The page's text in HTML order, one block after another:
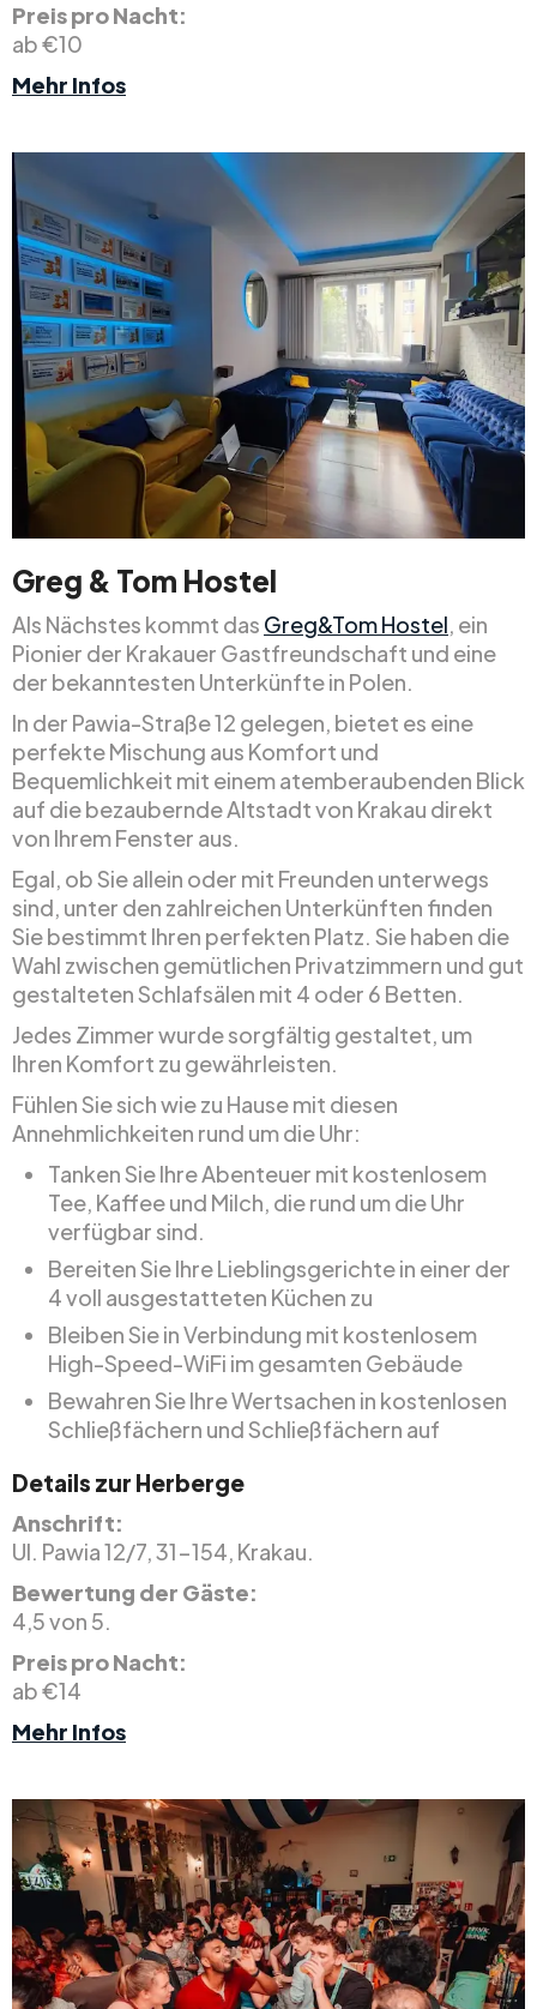
Preis pro Nacht:
ab €10
Mehr Infos
Greg & Tom Hostel
Als Nächstes kommt das Greg&Tom Hostel, ein
Pionier der Krakauer Gastfreundschaft und eine
der bekanntesten Unterkünfte in Polen.
In der Pawia-Straße 12 gelegen, bietet es eine
perfekte Mischung aus Komfort und
Bequemlichkeit mit einem atemberaubenden Blick
auf die bezaubernde Altstadt von Krakau direkt
von Ihrem Fenster aus.
Egal, ob Sie allein oder mit Freunden unterwegs
sind, unter den zahlreichen Unterkünften finden
Sie bestimmt Ihren perfekten Platz. Sie haben die
Wahl zwischen gemütlichen Privatzimmern und gut
gestalteten Schlafsälen mit 4 oder 6 Betten.
Jedes Zimmer wurde sorgfältig gestaltet, um
Ihren Komfort zu gewährleisten.
Fühlen Sie sich wie zu Hause mit diesen
Annehmlichkeiten rund um die Uhr:
Tanken Sie Ihre Abenteuer mit kostenlosem
Tee, Kaffee und Milch, die rund um die Uhr
verfügbar sind.
Bereiten Sie Ihre Lieblingsgerichte in einer der
4 voll ausgestatteten Küchen zu
Bleiben Sie in Verbindung mit kostenlosem
High-Speed-WiFi im gesamten Gebäude
Bewahren Sie Ihre Wertsachen in kostenlosen
Schließfächern und Schließfächern auf
Details zur Herberge
Anschrift:
Ul. Pawia 12/7, 31-154, Krakau.
Bewertung der Gäste:
4,5 von 5.
Preis pro Nacht:
ab €14
Mehr Infos